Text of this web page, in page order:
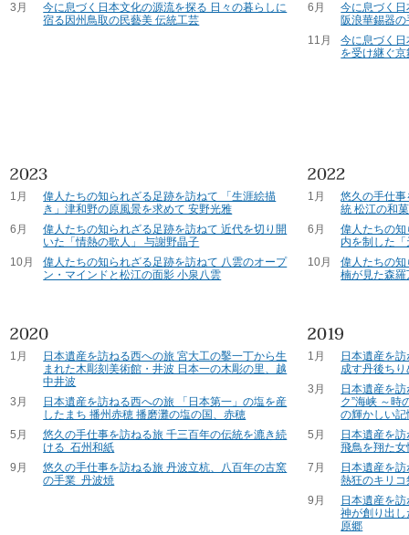
3月
今に息づく日本文化の源流を探る 日々の暮らしに
宿る因州鳥取の民藝美 伝統工芸
6月
今に息づく
阪浪華錫器
11月
今に息づく
を受け継ぐ
1月
偉人たちの知られざる足跡を訪ねて 「生涯絵描
き」津和野の原風景を求めて 安野光雅
6月
偉人たちの知られざる足跡を訪ねて 近代を切り開
いた「情熱の歌人」 与謝野晶子
10月
偉人たちの知られざる足跡を訪ねて 八雲のオープ
ン・マインドと松江の面影 小泉八雲
1月
悠久の手仕
統 松江の和
6月
偉人たちの
内を制した
10月
偉人たちの
楠が見た森
1月
日本遺産を訪ねる西への旅 宮大工の鑿一丁から生
まれた木彫刻美術館・井波 日本一の木彫の里、越
中井波
3月
日本遺産を訪ねる西への旅 「日本第一」の塩を産
したまち 播州赤穂 播磨灘の塩の国、赤穂
5月
悠久の手仕事を訪ねる旅 千三百年の伝統を漉き続
ける 石州和紙
9月
悠久の手仕事を訪ねる旅 丹波立杭、八百年の古窯
の手業 丹波焼
1月
日本遺産を
成す丹後ち
3月
日本遺産を
ク”海峡 ～時
の輝かしい記
5月
日本遺産を
飛鳥を翔た
7月
日本遺産を
熱狂のキリ
9月
日本遺産を
神が創り出
原郷